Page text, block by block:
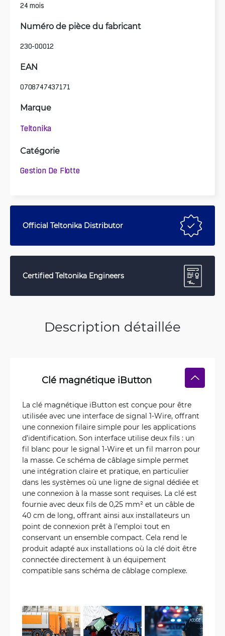
24 mois
Numéro de pièce du fabricant
230-00012
EAN
0708747437171
Marque
Teltonika
Catégorie
Gestion De Flotte
Official Teltonika Distributor
Certified Teltonika Engineers
Description détaillée
Clé magnétique iButton
La clé magnétique iButton est conçue pour être
utilisée avec une interface de signal 1-Wire, offrant
une connexion filaire simple pour les applications
d’identification. Son interface utilise deux fils : un
fil blanc pour le signal 1-Wire et un fil marron pour
la masse. Ce schéma de câblage simple permet
une intégration claire et pratique, en particulier
dans les systèmes où une ligne de signal dédiée et
une connexion à la masse sont requises. La clé est
fournie avec deux fils de 0,25 mm² et un câble de
40 cm de long, offrant ainsi aux installateurs un
point de connexion prêt à l’emploi tout en
conservant un ensemble compact. Cela rend le
produit adapté aux installations où la clé doit être
connectée directement à un équipement
compatible sans schéma de câblage complexe.